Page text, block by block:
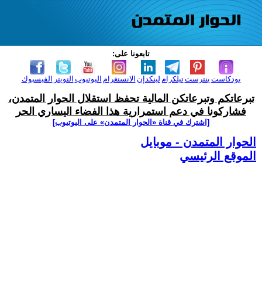
تابعونا على:
الفيسبوك التويتر اليوتيوب الانستغرام لينكدإن تيلكرامبنترست بودكاست
تبرعاتكم وتبرعاتكن المالية تحفظ استقلال الحوار المتمدن،
فشاركونا في دعم استمرارية هذا الفضاء اليساري الحر
[اشترك في قناة ‫«الحوار المتمدن» على اليوتيوب]
الحوار المتمدن - موبايل
الموقع الرئيسي